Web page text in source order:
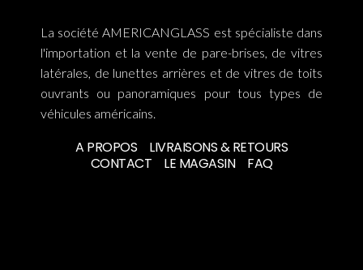
La société AMERICANGLASS est spécialiste dans
l'importation et la vente de pare-brises, de vitres
latérales, de lunettes arrières et de vitres de toits
ouvrants ou panoramiques pour tous types de
véhicules américains.
A PROPOS
LIVRAISONS & RETOURS
CONTACT
LE MAGASIN FAQ